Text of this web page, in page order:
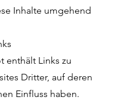
Inhalte umgehend
enthält Links zu
Dritter, auf deren
Einfluss haben.